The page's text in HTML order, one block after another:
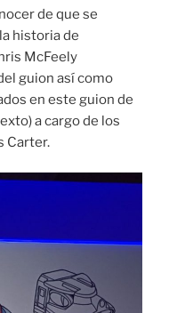
de que se
historia de
McFeely
guion así como
en este guion de
a cargo de los
Carter.